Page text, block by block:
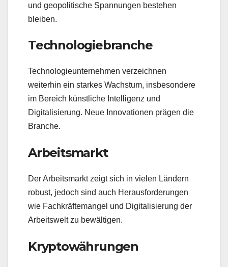
und geopolitische Spannungen bestehen
bleiben.
Technologiebranche
Technologieunternehmen verzeichnen
weiterhin ein starkes Wachstum, insbesondere
im Bereich künstliche Intelligenz und
Digitalisierung. Neue Innovationen prägen die
Branche.
Arbeitsmarkt
Der Arbeitsmarkt zeigt sich in vielen Ländern
robust, jedoch sind auch Herausforderungen
wie Fachkräftemangel und Digitalisierung der
Arbeitswelt zu bewältigen.
Kryptowährungen